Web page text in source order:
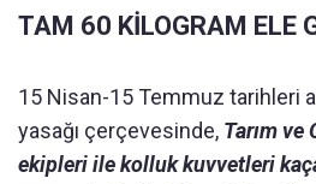
TAM 60 KİLOGRAM ELE
15 Nisan-15 Temmuz tarihleri
yasağı çerçevesinde, Tarım
ekipleri ile kolluk kuvvetleri